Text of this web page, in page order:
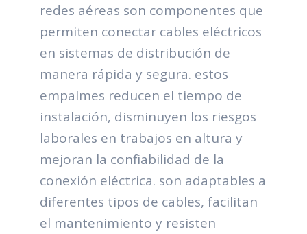
redes aéreas son componentes que
permiten conectar cables eléctricos
en sistemas de distribución de
manera rápida y segura. estos
empalmes reducen el tiempo de
instalación, disminuyen los riesgos
laborales en trabajos en altura y
mejoran la confiabilidad de la
conexión eléctrica. son adaptables a
diferentes tipos de cables, facilitan
el mantenimiento y resisten